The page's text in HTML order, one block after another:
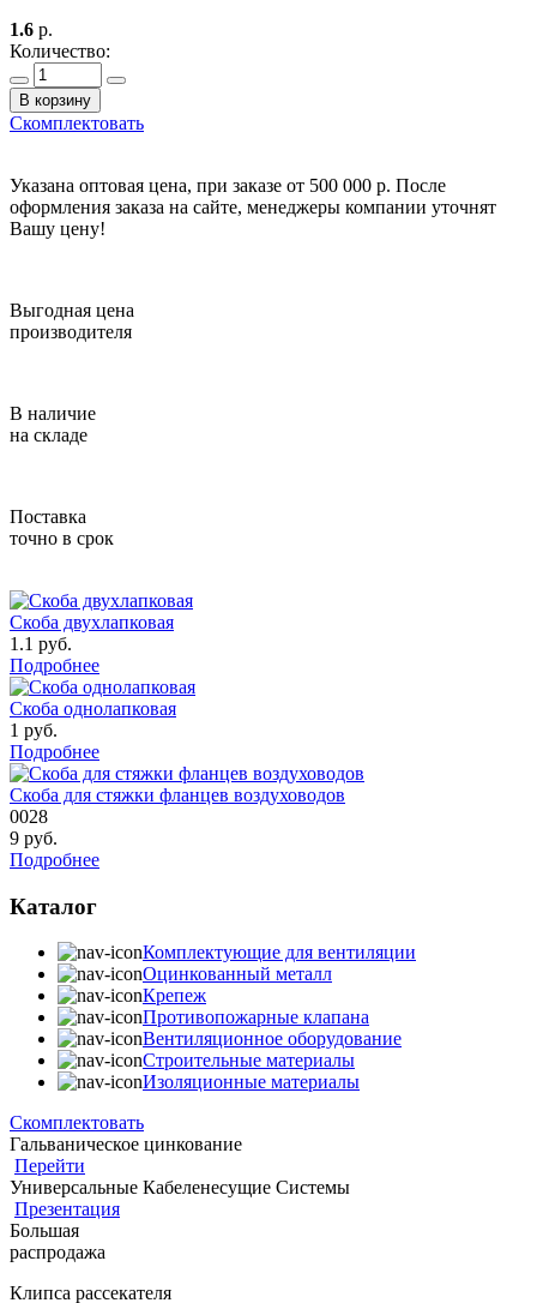
1.6 р.
Количество:
В корзину
Скомплектовать
Указана оптовая цена, при заказе от 500 000 р. После
оформления заказа на сайте, менеджеры компании уточнят
Вашу цену!
Выгодная цена
производителя
В наличие
на складе
Поставка
точно в срок
Скоба двухлапковая
1.1 руб.
Подробнее
Скоба однолапковая
1 руб.
Подробнее
Скоба для стяжки фланцев воздуховодов
0028
9 руб.
Подробнее
Каталог
Комплектующие для вентиляции
Оцинкованный металл
Крепеж
Противопожарные клапана
Вентиляционное оборудование
Строительные материалы
Изоляционные материалы
Скомплектовать
Гальваническое цинкование
Перейти
Универсальные Кабеленесущие Системы
Презентация
Большая
распродажа
Клипса рассекателя